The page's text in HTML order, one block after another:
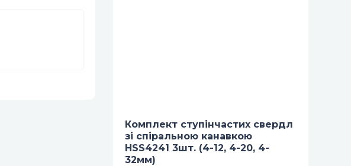
Комплект ступінчастих свердл
зі спіральною канавкою
HSS4241 3шт. (4-12, 4-20, 4-
32мм)